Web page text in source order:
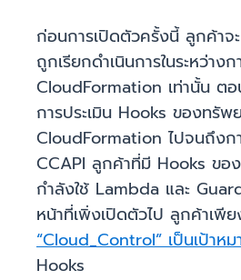
ก่อนการเปิดตัวครั้งนี้ ลูกค้าจ
ถูกเรียกดำเนินการในระหว่าง
CloudFormation เท่านั้น ต
การประเมิน Hooks ของทรัพ
CloudFormation ไปจนถึงก
CCAPI ลูกค้าที่มี Hooks ขอ
กำลังใช้ Lambda และ
หน้าที่เพิ่งเปิดตัวไป ลูกค้าเพี
“Cloud_Control” เป็นเป้าหม
Hooks